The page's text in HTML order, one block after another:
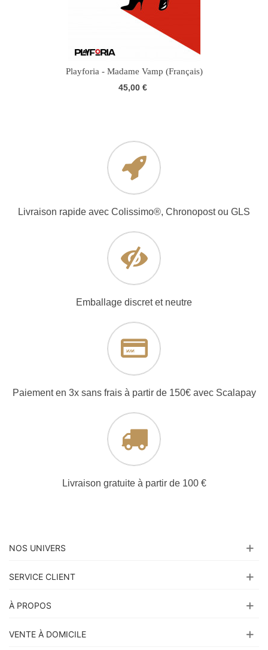
Playforia - Madame Vamp (Français)
45,00 €
Livraison rapide avec Colissimo®, Chronopost ou GLS
Emballage discret et neutre
Paiement en 3x sans frais à partir de 150€ avec Scalapay
Livraison gratuite à partir de 100 €
NOS UNIVERS
SERVICE CLIENT
À PROPOS
VENTE À DOMICILE